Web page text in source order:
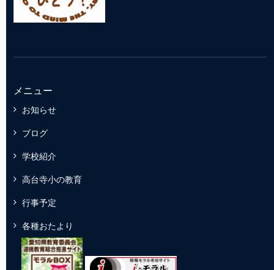
メニュー
お知らせ
ブログ
学校紹介
高台寺小の教育
行事予定
各種おたより